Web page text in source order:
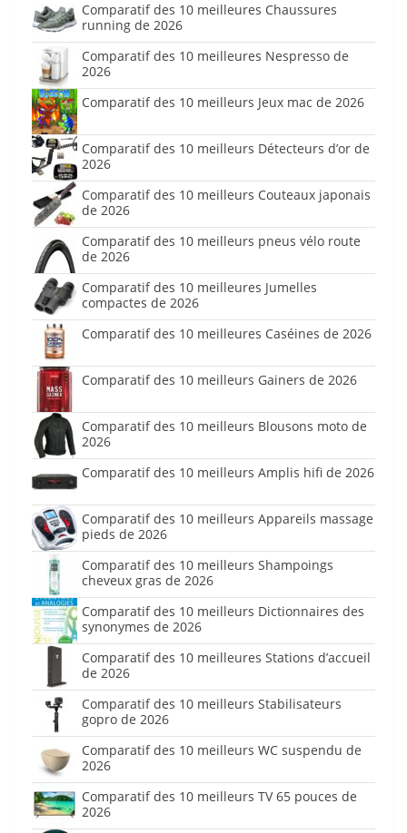
Comparatif des 10 meilleures Chaussures
running de 2026
Comparatif des 10 meilleures Nespresso de
2026
Comparatif des 10 meilleurs Jeux mac de 2026
Comparatif des 10 meilleurs Détecteurs d’or de
2026
Comparatif des 10 meilleurs Couteaux japonais
de 2026
Comparatif des 10 meilleurs pneus vélo route
de 2026
Comparatif des 10 meilleures Jumelles
compactes de 2026
Comparatif des 10 meilleures Caséines de 2026
Comparatif des 10 meilleurs Gainers de 2026
Comparatif des 10 meilleurs Blousons moto de
2026
Comparatif des 10 meilleurs Amplis hifi de 2026
Comparatif des 10 meilleurs Appareils massage
pieds de 2026
Comparatif des 10 meilleurs Shampoings
cheveux gras de 2026
Comparatif des 10 meilleurs Dictionnaires des
synonymes de 2026
Comparatif des 10 meilleures Stations d’accueil
de 2026
Comparatif des 10 meilleurs Stabilisateurs
gopro de 2026
Comparatif des 10 meilleurs WC suspendu de
2026
Comparatif des 10 meilleurs TV 65 pouces de
2026